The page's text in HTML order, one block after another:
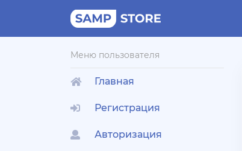
Меню пользователя
Главная
Регистрация
Авторизация